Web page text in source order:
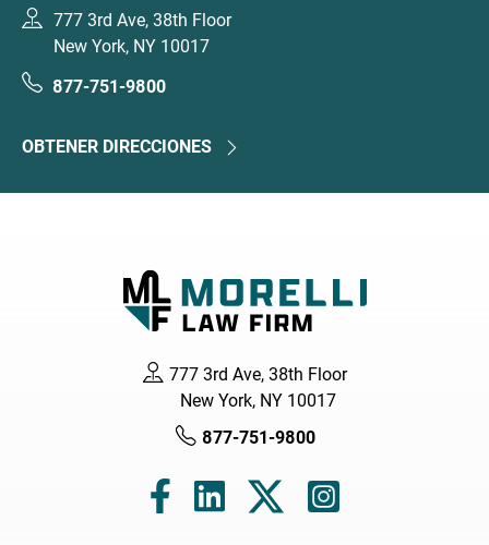
777 3rd Ave, 38th Floor
New York, NY 10017
877-751-9800
OBTENER DIRECCIONES
777 3rd Ave, 38th Floor
New York, NY 10017
877-751-9800